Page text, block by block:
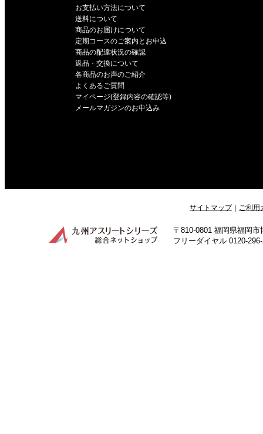
お支払い方法について
送料について
商品のお届けについて
定期コースのご案内とお申込
商品の配達状況の確認
返品・交換について
各商品のお声のご紹介
よくあるご質問
マイページ(登録内容の確認等)
メールマガジンのお申込み
サイトマップ｜ ご利用
〒810-0801 福岡県福岡
フリーダイヤル 0120-